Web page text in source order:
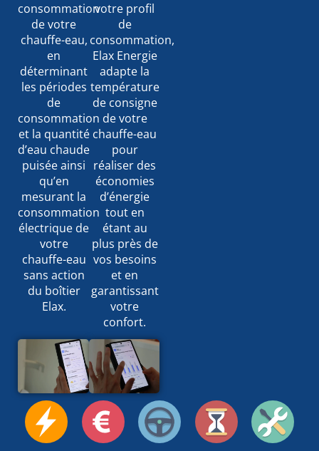
consommation
de votre
chauffe-eau,
en
déterminant
les périodes
de
consommation
et la quantité
d’eau chaude
puisée ainsi
qu’en
mesurant la
consommation
électrique de
votre
chauffe-eau
sans action
du boîtier
Elax.
votre profil
de
consommation,
Elax Energie
adapte la
température
de consigne
de votre
chauffe-eau
pour
réaliser des
économies
d’énergie
tout en
étant au
plus près de
vos besoins
et en
garantissant
votre
confort.